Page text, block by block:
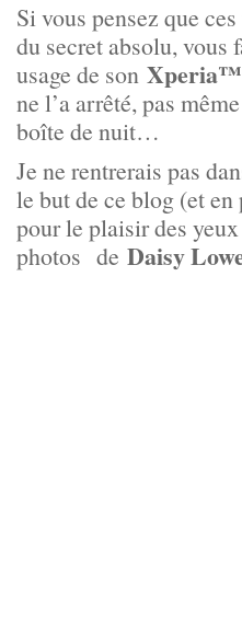
Si vous pensez que
du secret absolu, vous
usage de son
ne l’a arrêté, pas
boîte de nuit…
Je ne rentrerais pas
le but de ce blog (et
pour le plaisir des
photos de Daisy